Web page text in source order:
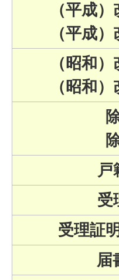
（平成
（平成
（昭和
（昭和
戸
受
受理証
届